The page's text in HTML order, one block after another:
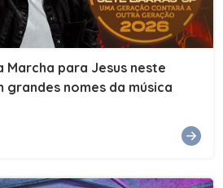
para Jesus neste
nomes da música